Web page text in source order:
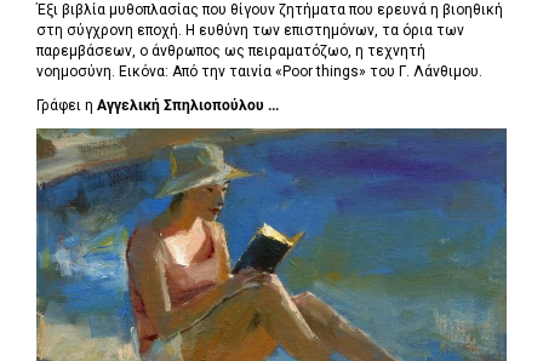
Έξι βιβλία μυθοπλασίας που θίγουν ζητήματα που ερευνά η βιοηθική
στη σύγχρονη εποχή. Η ευθύνη των επιστημόνων, τα όρια των
παρεμβάσεων, ο άνθρωπος ως πειραματόζωο, η τεχνητή
νοημοσύνη. Εικόνα: Από την ταινία «Poor things» του Γ. Λάνθιμου.
Γράφει η Αγγελική Σπηλιοπούλου ...